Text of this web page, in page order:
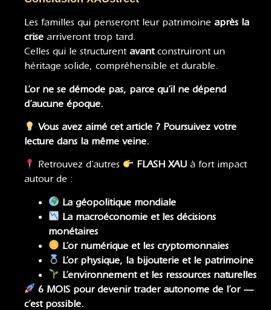
Les familles qui penseront leur patrimoine après la
crise arriveront trop tard.
Celles qui le structurent avantconstruiront un
héritage solide, compréhensible et durable.
L’or ne se démode pas, parce qu’il ne dépend
d’aucune époque.
Vous avez aimé cet article ? Poursuivez votre
lecture dans la même veine.
Retrouvez d’autres FLASH XAU à fort impact
autour de :
La géopolitique mondiale
La macroéconomie et les décisions
monétaires
L’or numérique et les cryptomonnaies
L’or physique, la bijouterie et le patrimoine
L’environnement et les ressources naturelles
6 MOIS pour devenir trader autonome de l’or —
c’est possible.